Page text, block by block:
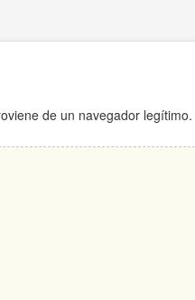
de un navegador legítimo.